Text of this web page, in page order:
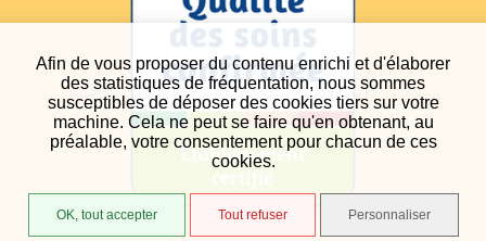
Afin de vous proposer du contenu enrichi et d'élaborer
des statistiques de fréquentation, nous sommes
susceptibles de déposer des cookies tiers sur votre
machine. Cela ne peut se faire qu'en obtenant, au
préalable, votre consentement pour chacun de ces
cookies.
OK, tout accepter Tout refuser Personnaliser